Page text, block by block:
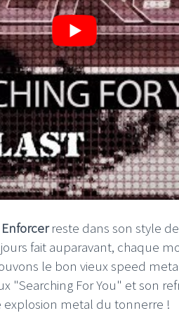
Enforcerreste dans son style
fait auparavant, chaque
le bon vieux speed
"Searching For You" et son
explosion metal du tonnerre !
RIFFIFI
GROS RIFFIFI – Surfin’
Covers !!!